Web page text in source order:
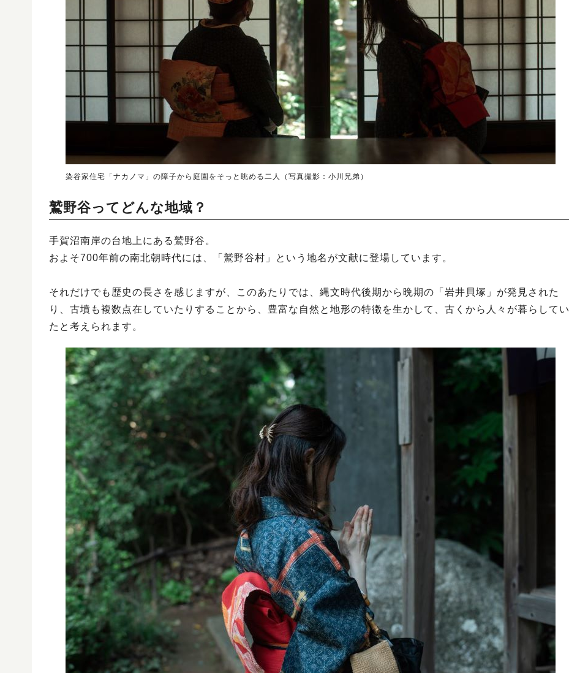
染谷家住宅「ナカノマ」の障子から庭園をそっと眺める二人（写真撮影：小川兄弟）
鷲野谷ってどんな地域？
手賀沼南岸の台地上にある鷲野谷。
およそ700年前の南北朝時代には、「鷲野谷村」という地名が文献に登場しています。
それだけでも歴史の長さを感じますが、このあたりでは、縄文時代後期から晩期の「岩井貝塚」が発見された
り、古墳も複数点在していたりすることから、豊富な自然と地形の特徴を生かして、古くから人々が暮らしてい
たと考えられます。